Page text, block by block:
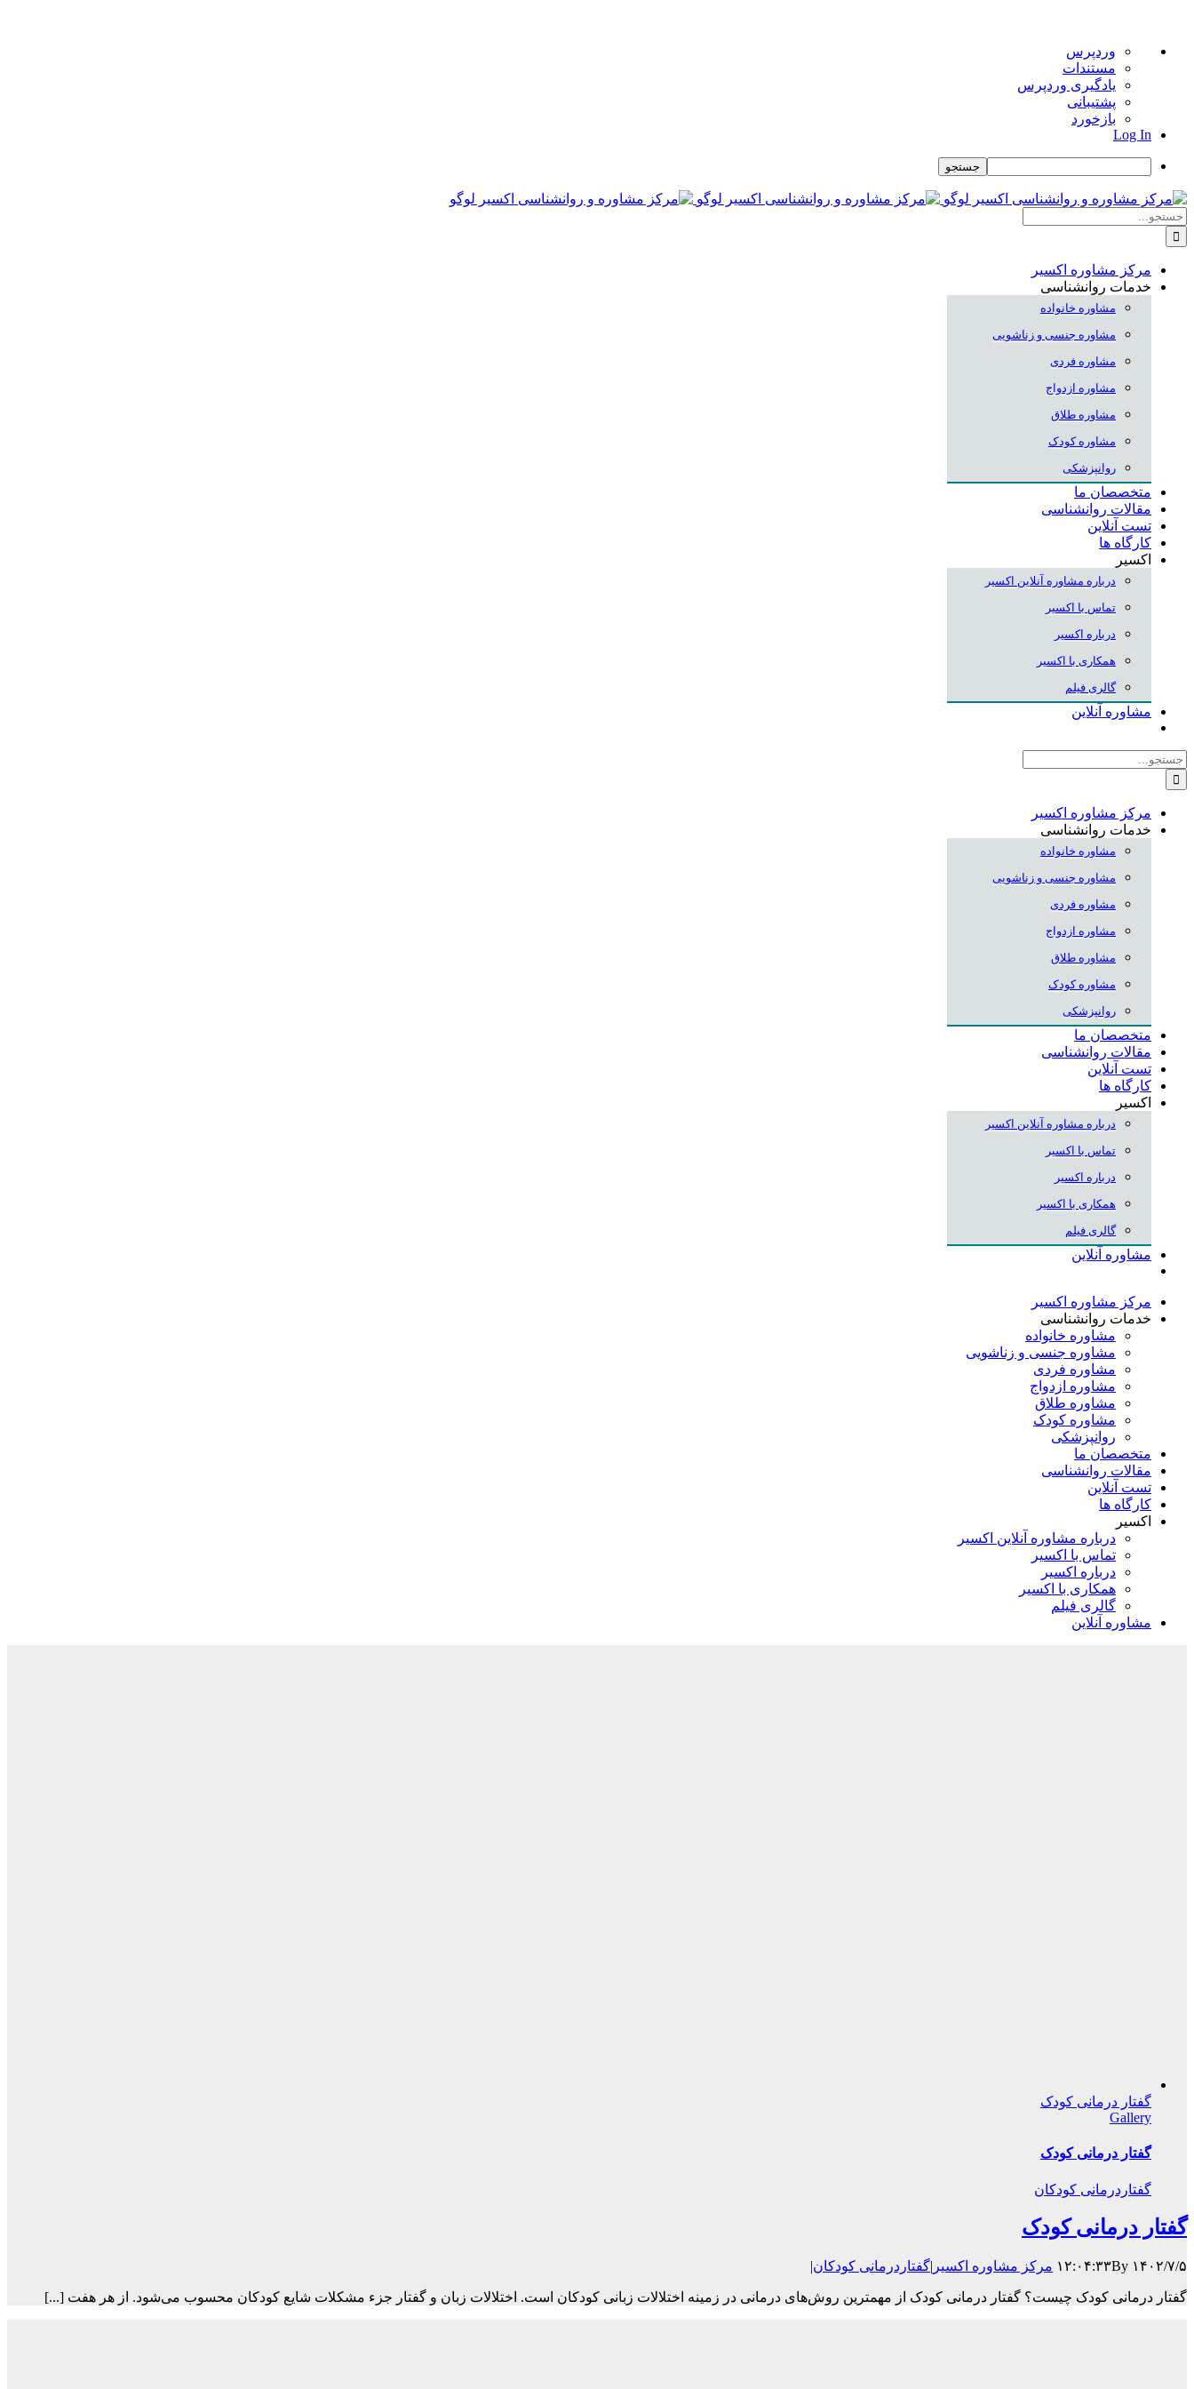
درباره
وردپرس
وردپرس
مستندات
یادگیری وردپرس
پشتیبانی
بازخورد
Log In
جستجو
Skip
to
content
جستجو
برای:
مرکز مشاوره اکسیر
خدمات روانشناسی
مشاوره خانواده
مشاوره جنسی و زناشویی
مشاوره فردی
مشاوره ازدواج
مشاوره طلاق
مشاوره کودک
روانپزشکی
متخصصان ما
مقالات روانشناسی
تست آنلاین
کارگاه ها
اکسیر
درباره مشاوره آنلاین اکسیر
تماس با اکسیر
درباره اکسیر
همکاری با اکسیر
گالری فیلم
مشاوره آنلاین
جستجو
برای:
مرکز مشاوره اکسیر
خدمات روانشناسی
مشاوره خانواده
مشاوره جنسی و زناشویی
مشاوره فردی
مشاوره ازدواج
مشاوره طلاق
مشاوره کودک
روانپزشکی
متخصصان ما
مقالات روانشناسی
تست آنلاین
کارگاه ها
اکسیر
درباره مشاوره آنلاین اکسیر
تماس با اکسیر
درباره اکسیر
همکاری با اکسیر
گالری فیلم
مشاوره آنلاین
مرکز مشاوره اکسیر
خدمات روانشناسی
مشاوره خانواده
مشاوره جنسی و زناشویی
مشاوره فردی
مشاوره ازدواج
مشاوره طلاق
مشاوره کودک
روانپزشکی
متخصصان ما
مقالات روانشناسی
تست آنلاین
کارگاه ها
اکسیر
درباره مشاوره آنلاین اکسیر
تماس با اکسیر
درباره اکسیر
همکاری با اکسیر
گالری فیلم
مشاوره آنلاین
گفتار درمانی کودک
Gallery
گفتار درمانی کودک
گفتاردرمانی کودکان
گفتار درمانی کودک
۱۴۰۲/۷/۵ ۱۲:۰۴:۳۳ By مرکز مشاوره اکسیر |گفتاردرمانی کودکان|
گفتار درمانی کودک چیست؟ گفتار درمانی کودک از مهمترین روش‌های درمانی در زمینه اختلالات زبانی کودکان است. اختلالات زبان و گفتار جزء مشکلات شایع کودکان محسوب می‌شود. از هر هفت [...]